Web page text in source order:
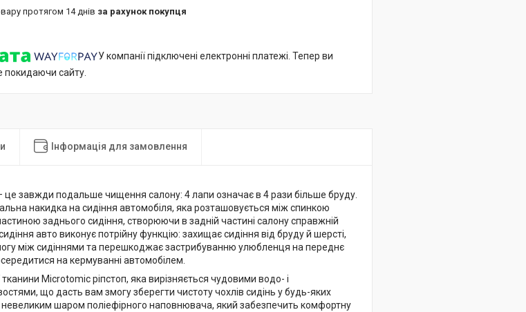
протягом 14 днів за рахунок покупця
У компанії підключені електронні платежі. Тепер ви
покидаючи сайту.
Інформація для замовлення
це завжди подальше чищення салону: 4 лапи означає в 4 рази більше бруду.
накидка на сидіння автомобіля, яка розташовується між спинкою
заднього сидіння, створюючи в задній частині салону справжній
авто виконує потрійну функцію: захищає сидіння від бруду й шерсті,
між сидіннями та перешкоджає застрибуванню улюбленця на переднє
на кермуванні автомобілем.
Microtomic ріпстоп, яка вирізняється чудовими водо- і
що дасть вам змогу зберегти чистоту чохлів сидінь у будь-яких
невеликим шаром поліефірного наповнювача, який забезпечить комфортну